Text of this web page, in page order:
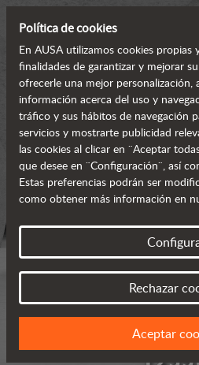
Política de cookies
En AUSA utilizamos cookies propias
finalidades de garantizar y mejorar
ofrecerle una mejor personalización,
información acerca del uso y
tráfico y sus hábitos de navegación
servicios y mostrarte publicidad
las cookies al clicar en ¨Aceptar
que desee en ¨Configuración¨, así
Estas preferencias podrán ser
como obtener más información en
Rechazar
Aceptar